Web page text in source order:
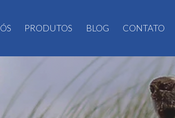
PRODUTOS BLOG CONTATO